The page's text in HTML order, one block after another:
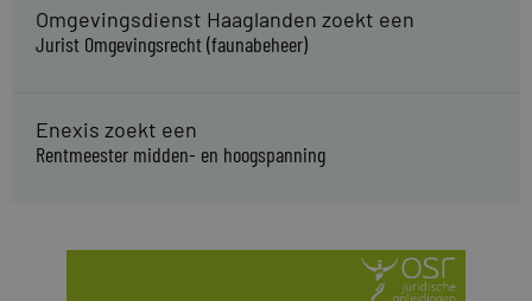
Omgevingsdienst Haaglanden zoekt een
Jurist Omgevingsrecht (faunabeheer)
Enexis zoekt een
Rentmeester midden- en hoogspanning